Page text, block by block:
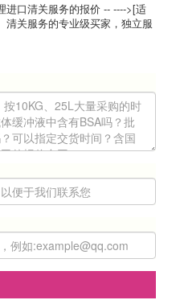
进口清关服务的报价 -- ---->[适
清关服务的专业级买家，独立服